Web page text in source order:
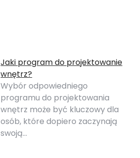
Jaki program do projektowanie
wnętrz?
Wybór odpowiedniego
programu do projektowania
wnętrz może być kluczowy dla
osób, które dopiero zaczynają
swoją…